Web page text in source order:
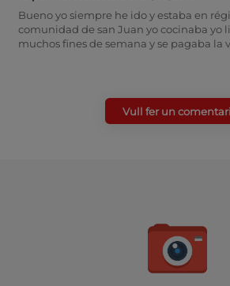
Bueno yo siempre he ido y estaba en
comunidad de san Juan yo cocinaba yo
muchos fines de semana y se pagaba la
Vull fer un comentari